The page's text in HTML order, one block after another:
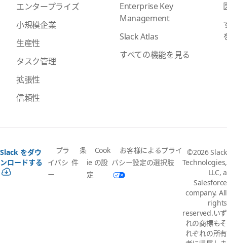
エンタープライズ
小規模企業
生産性
タスク管理
拡張性
信頼性
Enterprise Key
Management
Slack Atlas
すべての機能を見る
Slack をダウ
ンロードする
プラ
イバシ
ー
条
件
Cook
ie の設
定
お客様によるプライ
バシー設定の選択肢
©2026 Slack
Technologies,
LLC, a
Salesforce
company. All
rights
reserved.いず
れの商標もそ
れぞれの所有